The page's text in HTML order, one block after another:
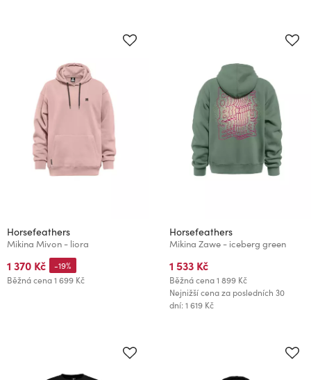
Horsefeathers
Mikina Mivon - liora
1 370 Kč
Běžná cena1 699 Kč
-19%
Horsefeathers
Mikina Zawe - iceberg green
1 533 Kč
Běžná cena1 899 Kč
Nejnižší cena za posledních 30
dní: 1 619 Kč